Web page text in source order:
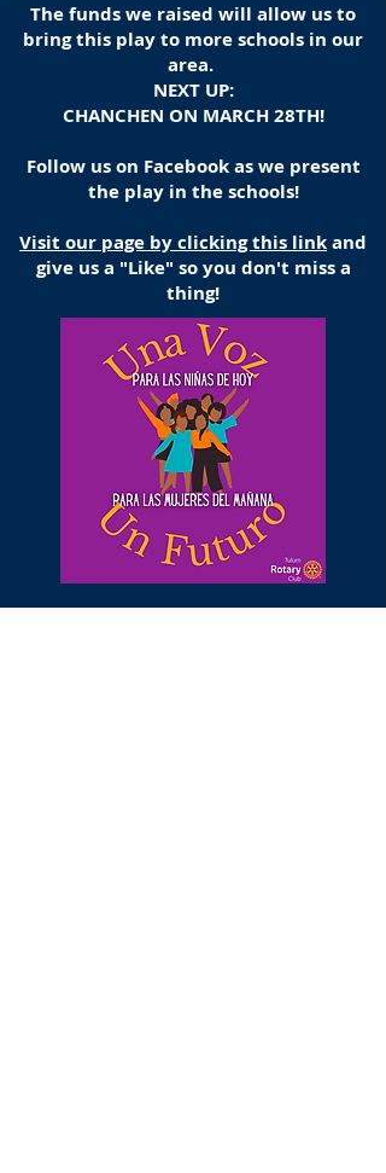
The funds we raised will allow us to
bring this play to more schools in our
area.
NEXT UP:
CHANCHEN ON MARCH 28TH!
Follow us on Facebook as we present
the play in the schools!
Visit our page by clicking this linkand
give us a "Like" so you don't miss a
thing!